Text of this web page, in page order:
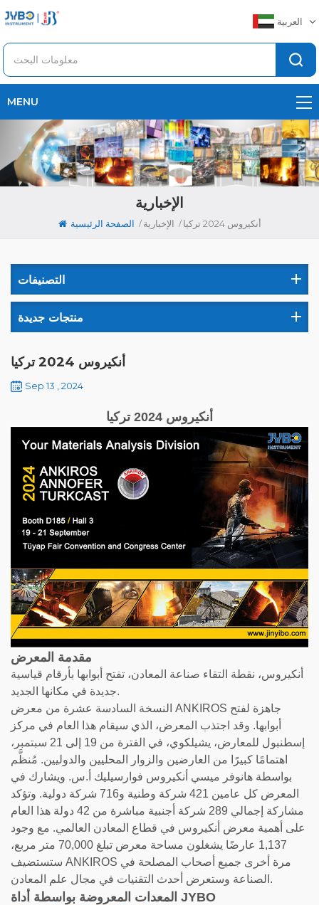
العربية
MENU
الإخبارية
الصفحة الرئيسية / الإخبارية / أنكيروس 2024 تركيا
التصنيفات
منتجات جديدة
أنكيروس 2024 تركيا
Sep 13 , 2024
أنكيروس 2024 تركيا
مقدمة المعرض
أنكيروس، نقطة التقاء صناعة المعادن، تفتح أبوابها بأرقام قياسية
جديدة في مكانها الجديد.
النسخة السادسة عشرة من معرض ANKIROS جاهزة لفتح
أبوابها. وقد اجتذب المعرض، الذي سيقام هذا العام في مركز
إسطنبول للمعارض، يشيلكوي، في الفترة من 19 إلى 21 سبتمبر،
اهتمامًا كبيرًا من العارضين والزوار المحليين والدوليين. مُنظَّم
بواسطة هانوفر ميسي أنكيروس فوارسيليك أ.س. ويشارك في
المعرض كل عامين 421 شركة وطنية و716 شركة دولية. وتؤكد
مشاركة إجمالي 289 شركة أجنبية مباشرة من 42 دولة هذا العام
على أهمية معرض أنكيروس في قطاع المعادن العالمي. مع وجود
1,137 عارضًا يشغلون مساحة معرض تبلغ 70,000 متر مربع،
ستستضيف ANKIROS مرة أخرى جميع أصحاب المصلحة في
الصناعة وستعرض أحدث التقنيات في مجال علم المعادن.
المعدات المعروضة بواسطة أداة JYBO